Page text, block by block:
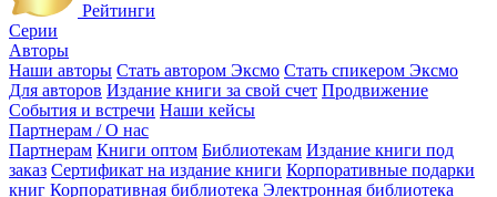
Рейтинги
Серии
Авторы
Наши авторы Стать автором Эксмо Стать спикером Эксмо
Для авторов Издание книги за свой счет Продвижение
События и встречи Наши кейсы
Партнерам / О нас
Партнерам Книги оптом Библиотекам Издание книги под
заказ Сертификат на издание книги Корпоративные подарки
книг Корпоративная библиотека Электронная библиотека